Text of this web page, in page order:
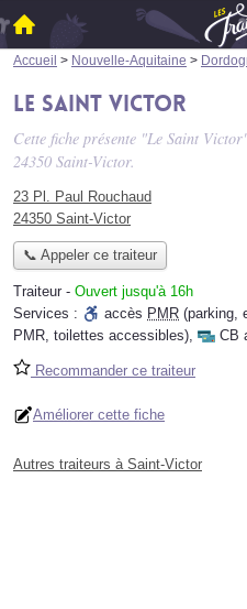
Accueil > Nouvelle-Aquitaine >
Le Saint Victor
Cette fiche présente "Le Saint
24350 Saint-Victor.
23 Pl. Paul Rouchaud
24350 Saint-Victor
📞 Appeler ce traiteur
Traiteur - Ouvert jusqu'à 16h
Services :
accès PMR (parking,
PMR, toilettes accessibles), CB
Recommander ce traiteur
Améliorer cette fiche
Autres traiteurs à Saint-Victor